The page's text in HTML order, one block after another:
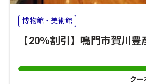
博物館・美術館
【20％割引】鳴門市賀川豊
クー